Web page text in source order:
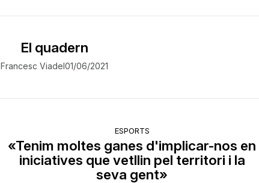
El quadern
Francesc Viadel01/06/2021
ESPORTS
«Tenim moltes ganes d'implicar-nos en
iniciatives que vetllin pel territori i la
seva gent»